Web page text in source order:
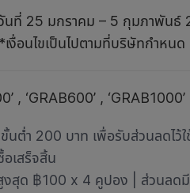
นที่ 25 มกราคม – 5 กุมภาพันธ์
*เงื่อนไขเป็นไปตามที่บริษัทกำหนด
, ‘GRAB600’ , ‘GRAB1000’
ขั้นต่ำ 200 บาท เพื่อรับส่วนลดไ
เสร็จสิ้น
สุด ฿100 x 4 คูปอง | ส่วนลดมี